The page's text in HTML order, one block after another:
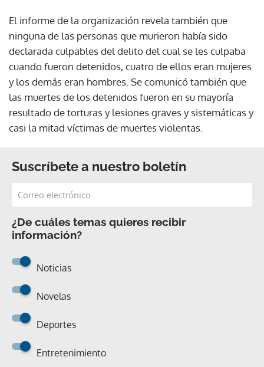
El informe de la organización revela también que
ninguna de las personas que murieron había sido
declarada culpables del delito del cual se les culpaba
cuando fueron detenidos, cuatro de ellos eran mujeres
y los demás eran hombres. Se comunicó también que
las muertes de los detenidos fueron en su mayoría
resultado de torturas y lesiones graves y sistemáticas y
casi la mitad víctimas de muertes violentas.
Suscríbete a nuestro boletín
¿De cuáles temas quieres recibir
información?
Noticias
Novelas
Deportes
Entretenimiento